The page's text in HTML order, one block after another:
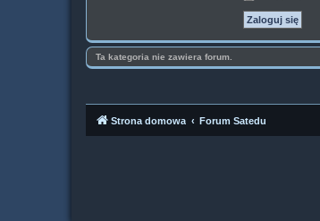
Ta kategoria nie zawiera forum.
Strona domowa Forum Satedu